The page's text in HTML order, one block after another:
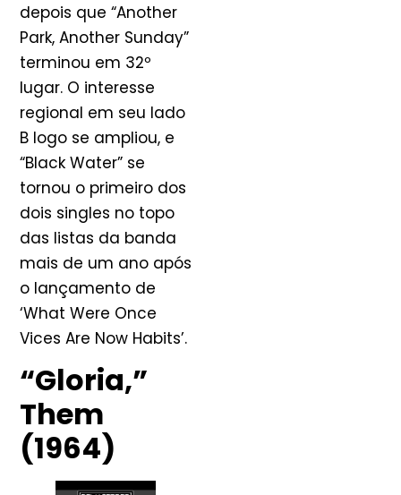
depois que “Another
Park, Another Sunday”
terminou em 32º
lugar. O interesse
regional em seu lado
B logo se ampliou, e
“Black Water” se
tornou o primeiro dos
dois singles no topo
das listas da banda
mais de um ano após
o lançamento de
‘What Were Once
Vices Are Now Habits’.
“Gloria,”
Them
(1964)